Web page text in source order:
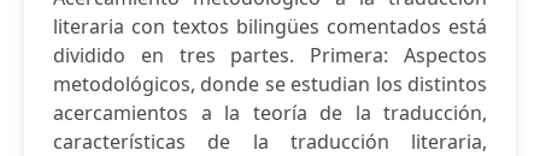
literaria con textos bilingües comentados está
dividido en tres partes. Primera: Aspectos
metodológicos, donde se estudian los distintos
acercamientos a la teoría de la traducción,
características de la traducción literaria,